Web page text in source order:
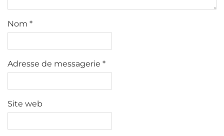
Nom *
Adresse de messagerie *
Site web